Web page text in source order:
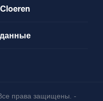
права защищены. -